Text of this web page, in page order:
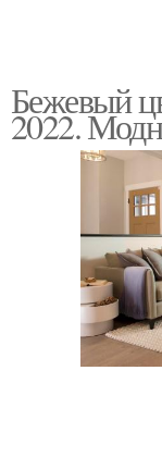
Бежевый
2022.